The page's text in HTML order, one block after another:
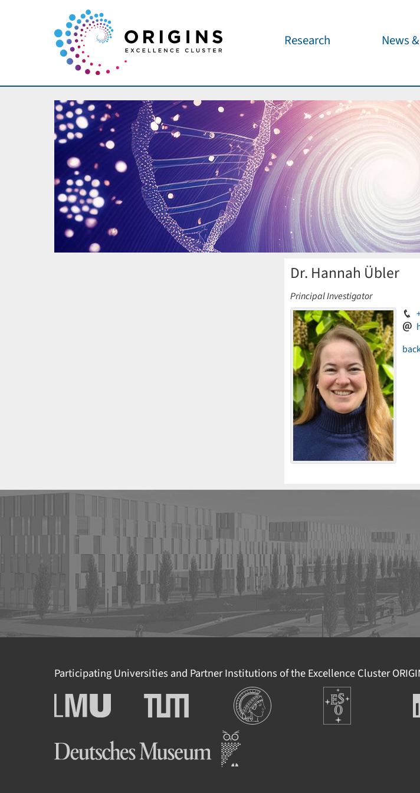
Research
Workshop Support
Seed Projects
Research Partners
Publications
News
Public
Dr. Hannah Übler
Principal Investigator
Participating Universities and Partner Institutions of the Excellence Cluster
Ludwig-Maximilians-
Universität München
Technische Universität
München
Institutions
Europäische
Südsternwarte